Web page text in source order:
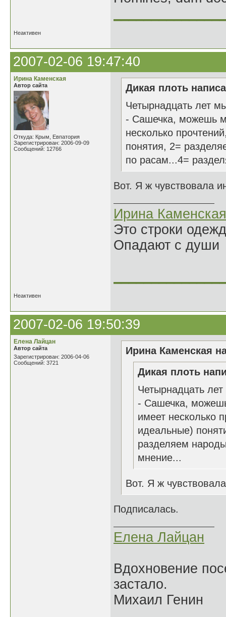
Неактивен
2007-02-06 19:47:40
Ирина Каменская
Автор сайта
Откуда: Крым, Евпатория
Зарегистрирован: 2006-09-09
Сообщений: 12766
Дикая плоть
Четырнадцать лет
- Сашечка, можешь
несколько
понятия, 2=
по расам...4=
Вот. Я ж чувствовала
Ирина Каменская
Это строки
Опадают с души
Неактивен
2007-02-06 19:50:39
Елена Лайцан
Автор сайта
Зарегистрирован: 2006-04-06
Сообщений: 3721
Ирина Каменская
Дикая плоть
Четырнадцать
- Сашечка,
имеет несколько
идеальные)
разделяем
мнение...
Вот. Я ж
Подписалась.
Елена Лайцан
Вдохновение
застало.
Михаил Генин